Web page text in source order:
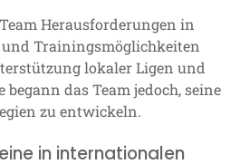
Herausforderungen in
und Trainingsmöglichkeiten
lokaler Ligen und
das Team jedoch, seine
zu entwickeln.
in internationalen